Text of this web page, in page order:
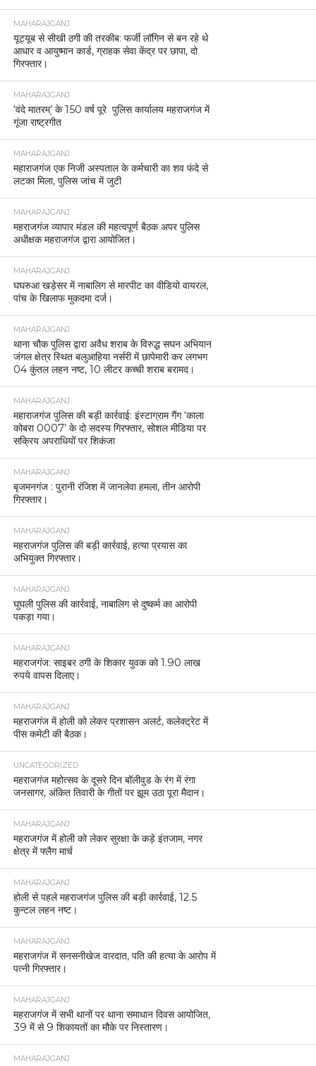
MAHARAJGANJ
यूट्यूब से सीखी ठगी की तरकीब: फर्जी लॉगिन से बन रहे थे
आधार व आयुष्मान कार्ड, ग्राहक सेवा केंद्र पर छापा, दो
गिरफ्तार।
MAHARAJGANJ
‘वंदे मातरम्’ के 150 वर्ष पूरे पुलिस कार्यालय महराजगंज में
गूंजा राष्ट्रगीत
MAHARAJGANJ
महाराजगंज एक निजी अस्पताल के कर्मचारी का शव फंदे से
लटका मिला, पुलिस जांच में जुटी
MAHARAJGANJ
महराजगंज व्यापार मंडल की महत्वपूर्ण बैठक अपर पुलिस
अधीक्षक महराजगंज द्वारा आयोजित।
MAHARAJGANJ
घघरुआ खड़ेसर में नाबालिग से मारपीट का वीडियो वायरल,
पांच के खिलाफ मुकदमा दर्ज।
MAHARAJGANJ
थाना चौक पुलिस द्वारा अवैध शराब के विरुद्ध सघन अभियान
जंगल क्षेत्र स्थित बलुआहिया नर्सरी में छापेमारी कर लगभग
04 कुंतल लहन नष्ट, 10 लीटर कच्ची शराब बरामद।
MAHARAJGANJ
महाराजगंज पुलिस की बड़ी कार्रवाई: इंस्टाग्राम गैंग ‘काला
कोबरा 0007’ के दो सदस्य गिरफ्तार, सोशल मीडिया पर
सक्रिय अपराधियों पर शिकंजा
MAHARAJGANJ
बृजमनगंज : पुरानी रंजिश में जानलेवा हमला, तीन आरोपी
गिरफ्तार।
MAHARAJGANJ
महराजगंज पुलिस की बड़ी कार्रवाई, हत्या प्रयास का
अभियुक्त गिरफ्तार।
MAHARAJGANJ
घुघली पुलिस की कार्रवाई, नाबालिग से दुष्कर्म का आरोपी
पकड़ा गया।
MAHARAJGANJ
महराजगंज: साइबर ठगी के शिकार युवक को 1.90 लाख
रुपये वापस दिलाए।
MAHARAJGANJ
महराजगंज में होली को लेकर प्रशासन अलर्ट, कलेक्ट्रेट में
पीस कमेटी की बैठक।
UNCATEGORIZED
महराजगंज महोत्सव के दूसरे दिन बॉलीवुड के रंग में रंगा
जनसागर, अंकित तिवारी के गीतों पर झूम उठा पूरा मैदान।
MAHARAJGANJ
महराजगंज में होली को लेकर सुरक्षा के कड़े इंतजाम, नगर
क्षेत्र में फ्लैग मार्च
MAHARAJGANJ
होली से पहले महराजगंज पुलिस की बड़ी कार्रवाई, 12.5
कुन्टल लहन नष्ट।
MAHARAJGANJ
महराजगंज में सनसनीखेज वारदात, पति की हत्या के आरोप में
पत्नी गिरफ्तार।
MAHARAJGANJ
महराजगंज में सभी थानों पर थाना समाधान दिवस आयोजित,
39 में से 9 शिकायतों का मौके पर निस्तारण।
MAHARAJGANJ